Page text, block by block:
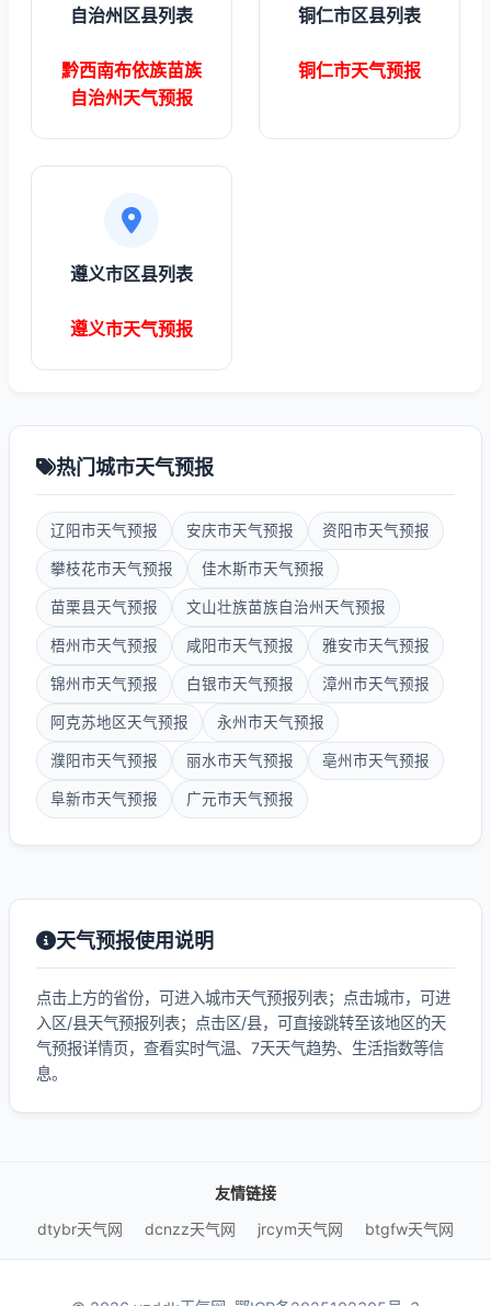
自治州区县列表
黔西南布依族苗族
自治州天气预报
铜仁市区县列表
铜仁市天气预报
遵义市区县列表
遵义市天气预报
热门城市天气预报
辽阳市天气预报 安庆市天气预报 资阳市天气预报
攀枝花市天气预报 佳木斯市天气预报
苗栗县天气预报 文山壮族苗族自治州天气预报
梧州市天气预报 咸阳市天气预报 雅安市天气预报
锦州市天气预报 白银市天气预报 漳州市天气预报
阿克苏地区天气预报 永州市天气预报
濮阳市天气预报 丽水市天气预报 亳州市天气预报
阜新市天气预报 广元市天气预报
天气预报使用说明
点击上方的省份，可进入城市天气预报列表；点击城市，可进
入区/县天气预报列表；点击区/县，可直接跳转至该地区的天
气预报详情页，查看实时气温、7天天气趋势、生活指数等信
息。
友情链接
dtybr天气网
dcnzz天气网 jrcym天气网 btgfw天气网